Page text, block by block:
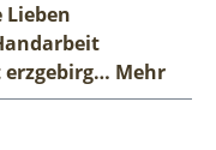
Lieben
Mehr